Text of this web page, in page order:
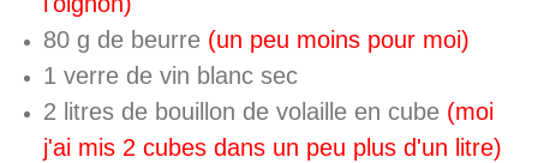
80 g de beurre (un peu moins pour moi)
1 verre de vin blanc sec
2 litres de bouillon de volaille en cube (moi
j'ai mis 2 cubes dans un peu plus d'un litre)